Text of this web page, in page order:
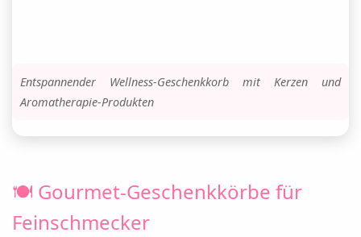
Entspannender Wellness-Geschenkkorb mit Kerzen und
Aromatherapie-Produkten
🍽️ Gourmet-Geschenkkörbe für
Feinschmecker